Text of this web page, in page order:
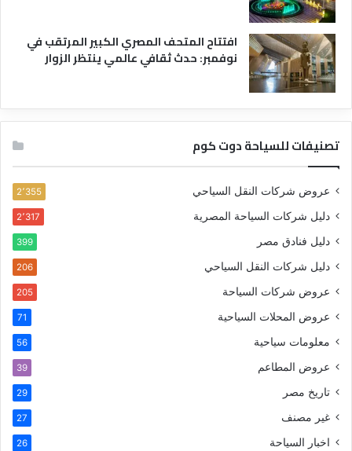
افتتاح المتحف المصري الكبير المرتقب في
نوفمبر: حدث ثقافي عالمي ينتظر الزوار
تصنيفات للسياحة دوت كوم
عروض شركات النقل السياحي 2٬355
دليل شركات السياحة المصرية 2٬317
دليل فنادق مصر 399
دليل شركات النقل السياحي 206
عروض شركات السياحة 205
عروض المحلات السياحية 71
معلومات سياحية 56
عروض المطاعم 39
تاريخ مصر 29
غير مصنف 27
اخبار السياحة 26